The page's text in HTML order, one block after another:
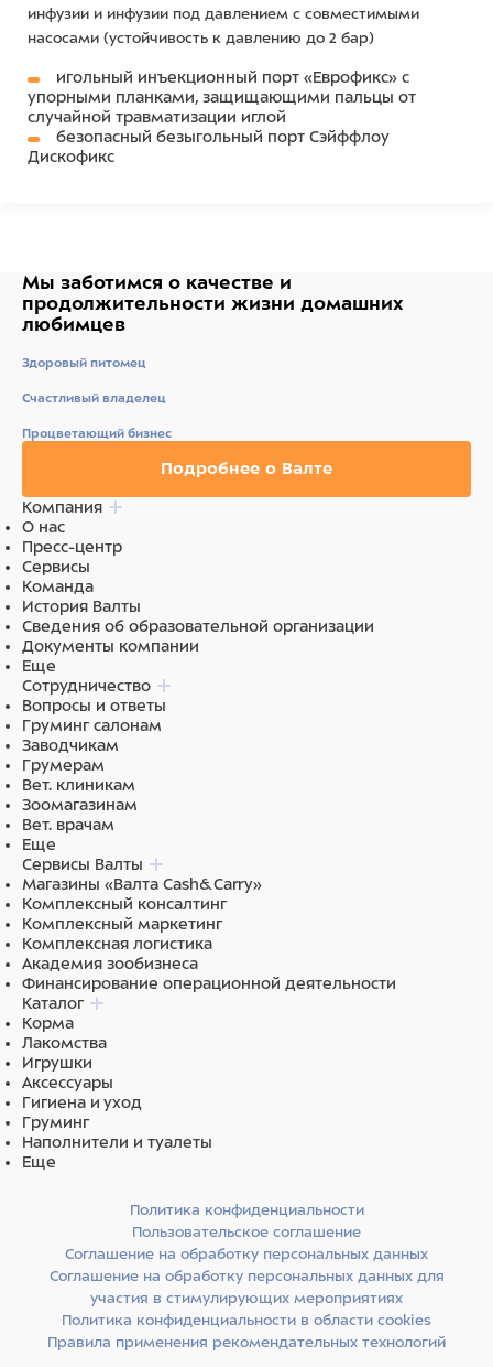
инфузии и инфузии под давлением с совместимыми
насосами (устойчивость к давлению до 2 бар)
игольный инъекционный порт «Еврофикс» с
упорными планками, защищающими пальцы от
случайной травматизации иглой
безопасный безыгольный порт Сэйффлоу
Дискофикс
трубка Нейтрапур без ПВХ
для улучшенной иммобилизации пациента
Мы заботимся о качестве и
продолжительности жизни домашних
любимцев
Здоровый питомец
Счастливый владелец
Процветающий бизнес
Подробнее о Валте
Компания
О нас
Пресс-центр
Сервисы
Команда
История Валты
Сведения об образовательной организации
Документы компании
Еще
Сотрудничество
Вопросы и ответы
Груминг салонам
Заводчикам
Грумерам
Вет. клиникам
Зоомагазинам
Вет. врачам
Еще
Сервисы Валты
Магазины «Валта Cash&Carry»
Комплексный консалтинг
Комплексный маркетинг
Комплексная логистика
Академия зообизнеса
Финансирование операционной деятельности
Каталог
Корма
Лакомства
Игрушки
Аксессуары
Гигиена и уход
Груминг
Наполнители и туалеты
Еще
Политика конфиденциальности
Пользовательское соглашение
Соглашение на обработку персональных данных
Соглашение на обработку персональных данных для
участия в стимулирующих мероприятиях
Политика конфиденциальности в области cookies
Правила применения рекомендательных технологий